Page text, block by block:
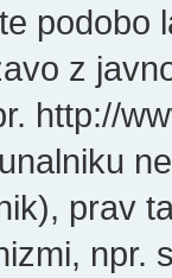
podobo
z
http://
prav
npr.